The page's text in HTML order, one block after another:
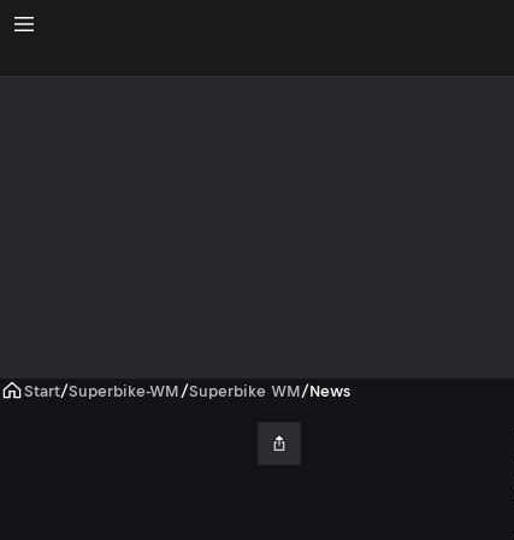
Start/Superbike-WM /Superbike WM/News